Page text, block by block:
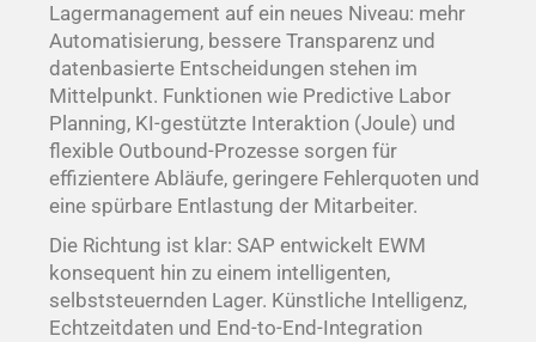
Lagermanagement auf ein neues Niveau: mehr
Automatisierung, bessere Transparenz und
datenbasierte Entscheidungen stehen im
Mittelpunkt. Funktionen wie Predictive Labor
Planning, KI-gestützte Interaktion (Joule) und
flexible Outbound-Prozesse sorgen für
effizientere Abläufe, geringere Fehlerquoten und
eine spürbare Entlastung der Mitarbeiter.
Die Richtung ist klar: SAP entwickelt EWM
konsequent hin zu einem intelligenten,
selbststeuernden Lager. Künstliche Intelligenz,
Echtzeitdaten und End-to-End-Integration